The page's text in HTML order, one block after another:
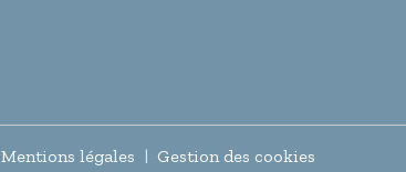
Mentions légales Gestion des cookies